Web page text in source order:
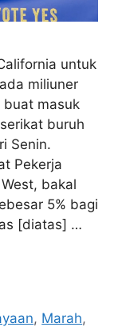
untuk
miliuner
buat masuk
buruh
Senin.
Pekerja
bakal
5% bagi
[diatas] …
, Marah,